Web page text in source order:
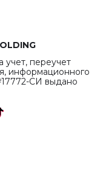
учет, переучет
информационного
СИ выдано